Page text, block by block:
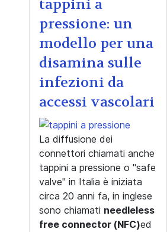
tappini a
pressione: un
modello per una
disamina sulle
infezioni da
accessi vascolari
La diffusione dei
connettori chiamati anche
tappini a pressione o "safe
valve" in Italia è iniziata
circa 20 anni fa, in inglese
sono chiamati needleless
free connector (NFC)ed